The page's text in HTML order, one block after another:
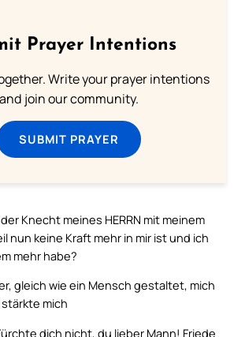
Prayer Intentions
Write your prayer intentions
and join our community.
SUBMIT PRAYER
Knecht meines HERRN mit meinem
nun keine Kraft mehr in mir ist und ich
mehr habe?
gleich wie ein Mensch gestaltet, mich
mich
dich nicht, du lieber Mann! Friede